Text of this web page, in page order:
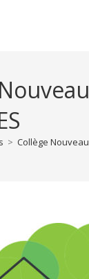
> Collège Nouveau